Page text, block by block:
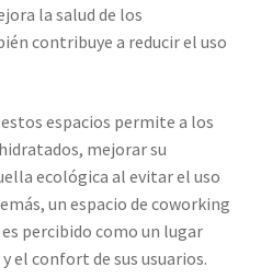
la salud de los
contribuye a reducir el uso
espacios permite a los
mejorar su
ecológica al evitar el uso
un espacio de coworking
percibido como un lugar
el confort de sus usuarios.